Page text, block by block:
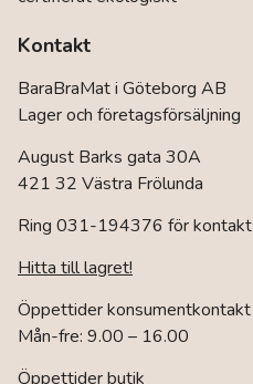
Kontakt
BaraBraMat i Göteborg AB
Lager och företagsförsäljning
August Barks gata 30A
421 32 Västra Frölunda
Ring 031-194376 för kontakt
Hitta till lagret!
Öppettider konsumentkontakt
Mån-fre: 9.00 – 16.00
Öppettider butik